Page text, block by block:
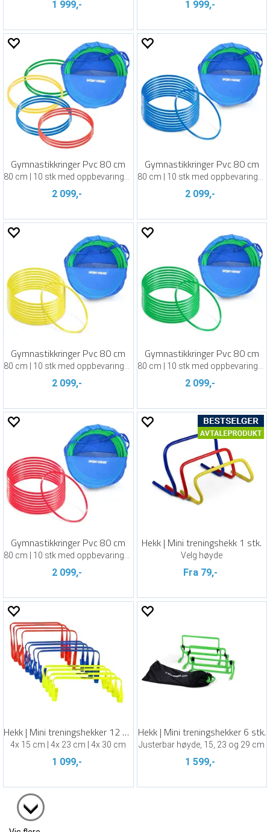
1 999,- 1 999,-
Gymnastikkringer Pvc 80 cm
2 099,-
Gymnastikkringer Pvc 80 cm
2 099,-
Gymnastikkringer Pvc 80 cm
2 099,-
Gymnastikkringer Pvc 80 cm
2 099,-
Gymnastikkringer Pvc 80 cm
2 099,-
Hekk | Mini treningshekk 1 stk.
Velg høyde
Fra 79,-
Hekk | Mini treningshekker 12 stk.
4x 15 cm | 4x 23 cm | 4x 30 cm
1 099,-
Hekk | Mini treningshekker 6 stk.
Justerbar høyde, 15, 23 og 29 cm
1 599,-